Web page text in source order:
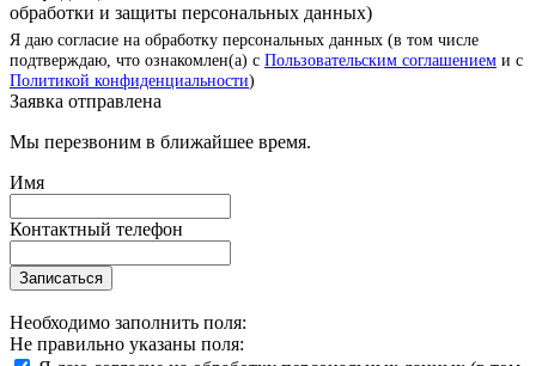
обработки и защиты персональных данных)
Я даю согласие на обработку персональных данных (в том числе
подтверждаю, что ознакомлен(а) с Пользовательским соглашением и с
Политикой конфиденциальности)
Заявка отправлена
Мы перезвоним в ближайшее время.
Имя
Контактный телефон
Записаться
Необходимо заполнить поля:
Не правильно указаны поля: